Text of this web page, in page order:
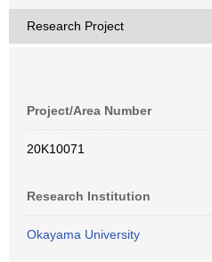
Research Project
Project/Area Number
20K10071
Research Institution
Okayama University